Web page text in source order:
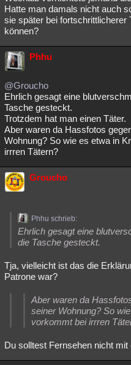
Hatte man damals nicht auch
sie später bei fortschrittlicherer
können?
Phhu
@Groucho
Ehrlich gesagt eine
Tasche gesteckt.
Trotzdem hat man einen Täter.
Aber waren da Hassfotos
Wohnung? So wie es etwa in
irrren Tätern?
Groucho
Phhu schrieb:
Ehrlich gesagt eine
die Tasche gesteckt.
Tja, vielleicht ist das die
Patrone war?
Aber waren da
seiner Wohnung? So
vorkommt bei irrren
Du solltest Fernsehen nicht